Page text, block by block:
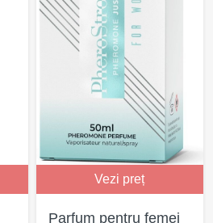
Vezi preț
Parfum pentru femei